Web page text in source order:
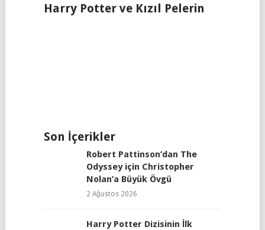
Harry Potter ve Kızıl Pelerin
Son İçerikler
Robert Pattinson’dan The
Odyssey için Christopher
Nolan’a Büyük Övgü
2 Ağustos 2026
Harry Potter Dizisinin İlk